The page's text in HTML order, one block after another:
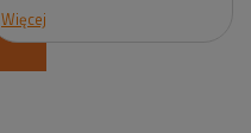
Więcej